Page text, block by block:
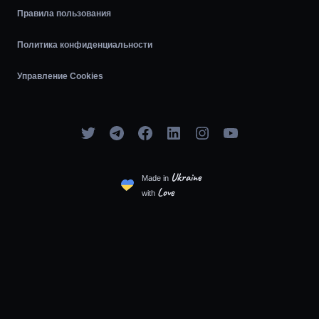
Правила пользования
Политика конфиденциальности
Управление Cookies
Made in Ukraine
with Love